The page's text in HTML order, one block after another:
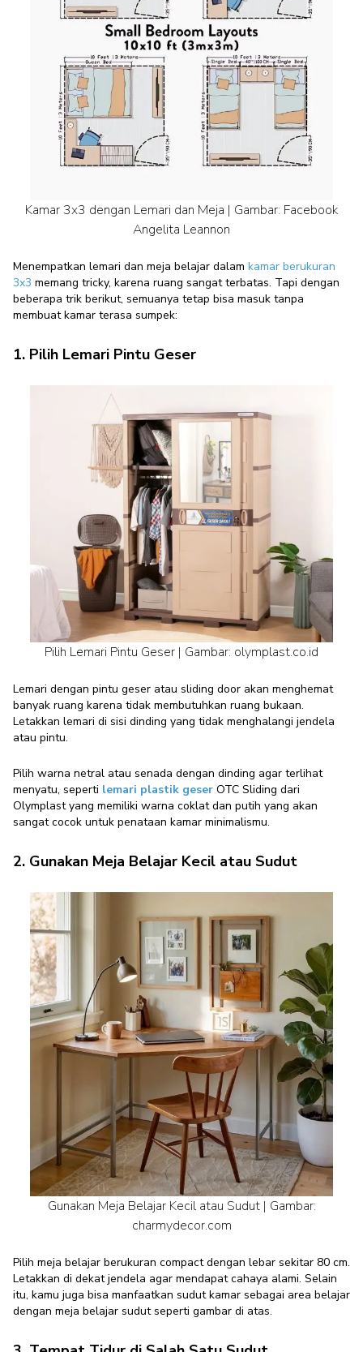
Kamar 3x3 dengan Lemari dan Meja | Gambar: Facebook
Angelita Leannon
Menempatkan lemari dan meja belajar dalam kamar berukuran
3x3 memang tricky, karena ruang sangat terbatas. Tapi dengan
beberapa trik berikut, semuanya tetap bisa masuk tanpa
membuat kamar terasa sumpek:
1. Pilih Lemari Pintu Geser
Pilih Lemari Pintu Geser | Gambar: olymplast.co.id
Lemari dengan pintu geser atau sliding door akan menghemat
banyak ruang karena tidak membutuhkan ruang bukaan.
Letakkan lemari di sisi dinding yang tidak menghalangi jendela
atau pintu.
Pilih warna netral atau senada dengan dinding agar terlihat
menyatu, seperti lemari plastik geser OTC Sliding dari
Olymplast yang memiliki warna coklat dan putih yang akan
sangat cocok untuk penataan kamar minimalismu.
2. Gunakan Meja Belajar Kecil atau Sudut
Gunakan Meja Belajar Kecil atau Sudut | Gambar:
charmydecor.com
Pilih meja belajar berukuran compact dengan lebar sekitar 80 cm.
Letakkan di dekat jendela agar mendapat cahaya alami. Selain
itu, kamu juga bisa manfaatkan sudut kamar sebagai area belajar
dengan meja belajar sudut seperti gambar di atas.